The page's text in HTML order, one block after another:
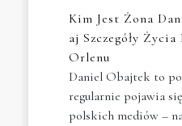
Kim Jest Żona
aj Szczegóły
Orlenu
Daniel Obajtek to
regularnie pojawia
polskich mediów –